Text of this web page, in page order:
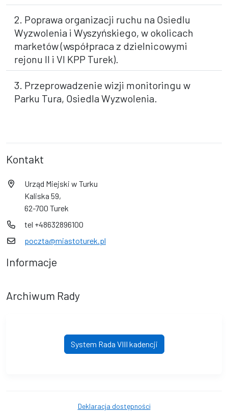
2. Poprawa organizacji ruchu na Osiedlu
Wyzwolenia i Wyszyńskiego, w okolicach
marketów (współpraca z dzielnicowymi
rejonu II i VI KPP Turek).
3. Przeprowadzenie wizji monitoringu w
Parku Tura, Osiedla Wyzwolenia.
Kontakt
Urząd Miejski w Turku
Kaliska 59,
62-700 Turek
tel +48632896100
poczta@miastoturek.pl
Informacje
Archiwum Rady
System Rada VIII kadencji
Deklaracja dostępności